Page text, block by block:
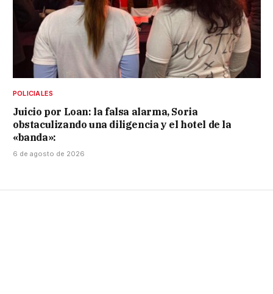
POLICIALES
Juicio por Loan: la falsa alarma, Soria
obstaculizando una diligencia y el hotel de la
«banda»:
6 de agosto de 2026